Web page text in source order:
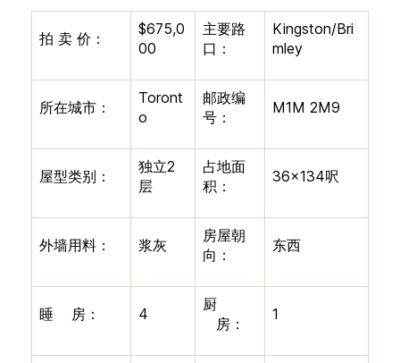
拍 卖 价：
$675,0
00
主要路
口：
Kingston/Bri
mley
所在城市：
Toront
o
邮政编
号：
M1M 2M9
屋型类别：
独立2
层
占地面
积：
36×134呎
外墙用料： 浆灰
房屋朝
向：
东西
睡 房： 4
厨
房：
1